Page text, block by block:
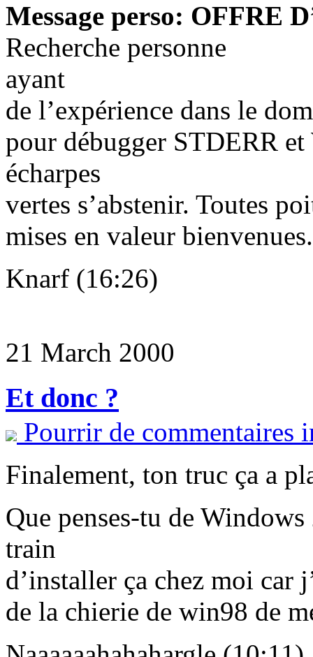
Message perso: OFFRE
Recherche personne
ayant
de l’expérience dans le
pour débugger STDERR
écharpes
vertes s’abstenir. Toutes
mises en valeur bienvenues.
Knarf (16:26)
21 March 2000
Et donc ?
Pourrir de commentaires
Finalement, ton truc ça a
Que penses-tu de
train
d’installer ça chez moi car
de la chierie de win98 de